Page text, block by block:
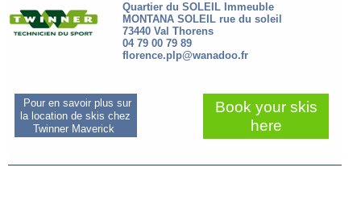
Quartier du SOLEIL Immeuble
MONTANA SOLEIL rue du soleil
73440 Val Thorens
04 79 00 79 89
florence.plp@wanadoo.fr
Pour en savoir plus sur
la location de skis chez
Twinner Maverick
Book your skis
here